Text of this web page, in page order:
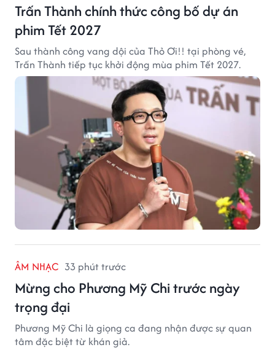
Trấn Thành chính thức công bố dự án
phim Tết 2027
Sau thành công vang dội của Thỏ Ơi!! tại phòng vé,
Trấn Thành tiếp tục khởi động mùa phim Tết 2027.
ÂM NHẠC 33 phút trước
Mừng cho Phương Mỹ Chi trước ngày
trọng đại
Phương Mỹ Chi là giọng ca đang nhận được sự quan
tâm đặc biệt từ khán giả.